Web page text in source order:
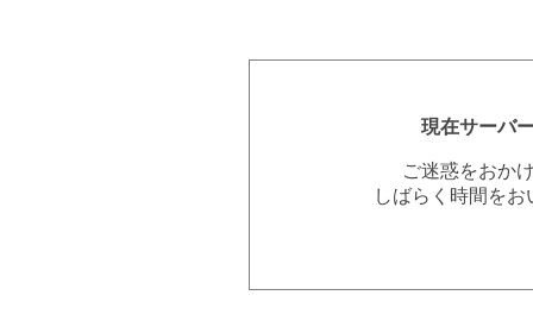
現在サーバ
ご迷惑をおか
しばらく時間を